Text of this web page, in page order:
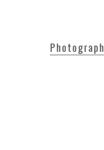
Photograph